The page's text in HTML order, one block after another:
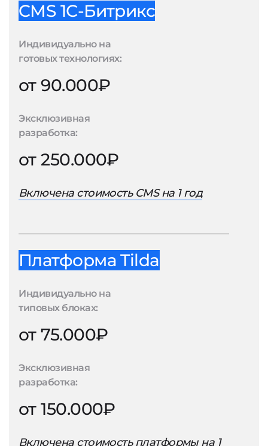
CMS 1С-Битрикс
Индивидуально на
готовых технологиях:
от 90.000₽
Эксклюзивная
разработка:
от 250.000₽
Включена стоимость CMS на 1 год
Платформа Tilda
Индивидуально на
типовых блоках:
от 75.000₽
Эксклюзивная
разработка:
от 150.000₽
Включена стоимость платформы на 1